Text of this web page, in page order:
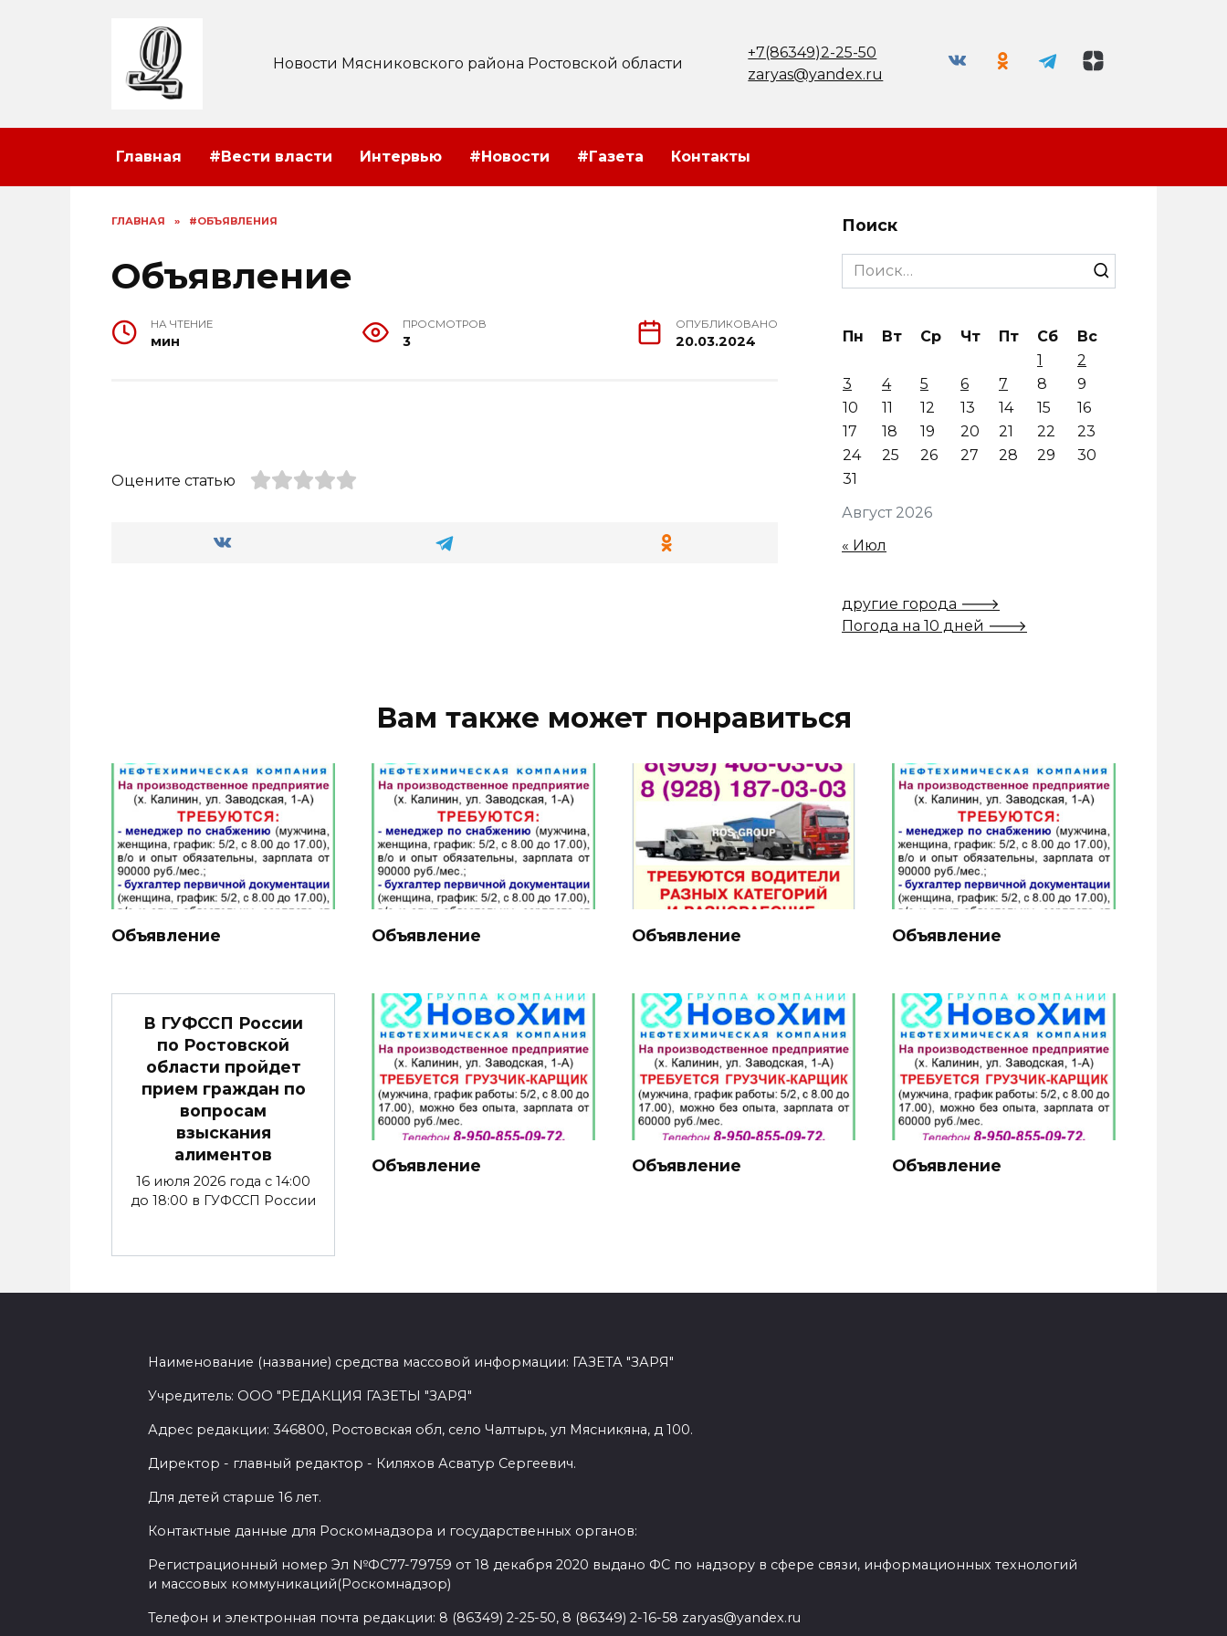
Новости Мясниковского района Ростовской области
+7(86349)2-25-50
zaryas@yandex.ru
Главная #Вести власти Интервью #Новости #Газета Контакты
ГЛАВНАЯ » #ОБЪЯВЛЕНИЯ
Объявление
НА ЧТЕНИЕ
мин
ПРОСМОТРОВ
3
ОПУБЛИКОВАНО
20.03.2024
Оцените статью
Поиск
Search
for:
Август 2026
Пн Вт Ср Чт Пт Сб
Вс
1
2
3
4 5 6 7 8
9
10
11 12 13 14 15
16
17
18 19 20 21 22
23
24
25 26 27 28 29
30
31
« Июл
другие города 🡒
Погода на 10 дней 🡒
Вам также может понравиться
Объявление Объявление Объявление Объявление
В ГУФССП России
по Ростовской
области пройдет
прием граждан по
вопросам
взыскания
алиментов
16 июля 2026 года с 14:00
до 18:00 в ГУФССП России
Объявление Объявление Объявление
Наименование (название) средства массовой информации: ГАЗЕТА "ЗАРЯ"
Учредитель: ООО "РЕДАКЦИЯ ГАЗЕТЫ "ЗАРЯ"
Адрес редакции: 346800, Ростовская обл, село Чалтырь, ул Мясникяна, д 100.
Директор - главный редактор - Киляхов Асватур Сергеевич.
Для детей старше 16 лет.
Контактные данные для Роскомнадзора и государственных органов:
Регистрационный номер Эл №ФС77-79759 от 18 декабря 2020 выдано ФС по надзору в сфере связи, информационных технологий
и массовых коммуникаций(Роскомнадзор)
Телефон и электронная почта редакции: 8 (86349) 2-25-50, 8 (86349) 2-16-58 zaryas@yandex.ru